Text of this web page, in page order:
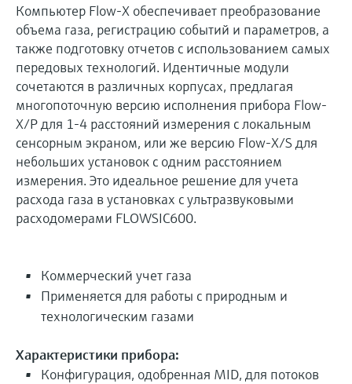
Компьютер Flow-X обеспечивает преобразование
объема газа, регистрацию событий и параметров, а
также подготовку отчетов с использованием самых
передовых технологий. Идентичные модули
сочетаются в различных корпусах, предлагая
многопоточную версию исполнения прибора Flow-
X/P для 1-4 расстояний измерения с локальным
сенсорным экраном, или же версию Flow-X/S для
небольших установок с одним расстоянием
измерения. Это идеальное решение для учета
расхода газа в установках с ультразвуковыми
расходомерами FLOWSIC600.
Коммерческий учет газа
Применяется для работы с природным и
технологическим газами
Характеристики прибора:
Конфигурация, одобренная MID, для потоков